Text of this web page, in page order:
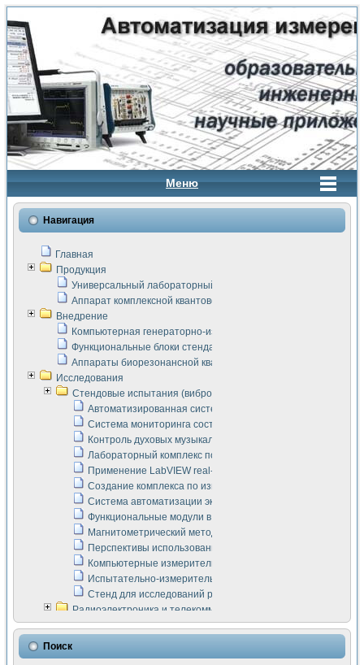
Меню
Навигация
Главная
Продукция
Универсальный лабораторный стенд "Сигнал-USB"
Аппарат комплексной квантовой терапии Интроскан
Внедрение
Компьютерная генераторно-измерительная система
Функциональные блоки стенда "Сигнал-USB"
Аппараты биорезонансной квантовой терапии серии СКАН
Исследования
Стендовые испытания (виброакустика, тензометрия и т.п.)
Автоматизированная система измерения параметров
Система мониторинга состояния тяговых
Контроль духовых музыкальных инструментов
Лабораторный комплекс по исследованию элементной
Применение LabVIEW real-time module для
Создание комплекса по измерению скорости подвижного
Система автоматизации экспериментальных
Функциональные модули в стандарте Nl SCXI для
Магнитометрический метод в дефектоскопии сварных
Перспективы использования машинного зрения в
Компьютерные измерительные системы для
Испытательно-измерительный комплекс аппаратуры для
Стенд для исследований рабочих процессов ДВС в
Радиоэлектроника и телекоммуникации
LabVIEW в расчетах радиолиний систем передачи данных
Аппаратно-программный комплекс для исследования
Виртуальный лабораторный стенд для исследования
Поиск